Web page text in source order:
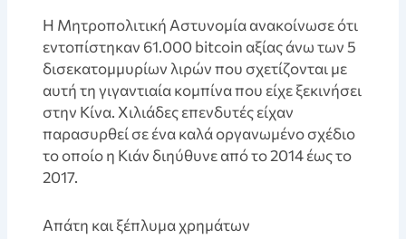
Η Μητροπολιτική Αστυνομία ανακοίνωσε ότι
εντοπίστηκαν 61.000 bitcoin αξίας άνω των 5
δισεκατομμυρίων λιρών που σχετίζονται με
αυτή τη γιγαντιαία κομπίνα που είχε ξεκινήσει
στην Κίνα. Χιλιάδες επενδυτές είχαν
παρασυρθεί σε ένα καλά οργανωμένο σχέδιο
το οποίο η Κιάν διηύθυνε από το 2014 έως το
2017.
Απάτη και ξέπλυμα χρημάτων